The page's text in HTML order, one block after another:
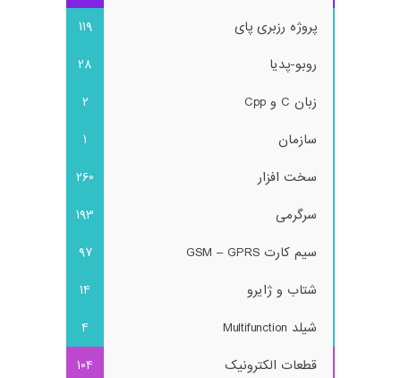
پروژه رزبری پای
119
روبو-پدیا
28
زبان C و Cpp
2
سازمان
1
سخت افزار
260
سرگرمی
193
سیم کارت GSM – GPRS
97
شتاب و ژایرو
14
شیلد Multifunction
4
قطعات الکترونیک
104